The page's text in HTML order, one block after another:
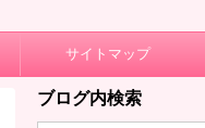
サイトマップ
ブログ内検索